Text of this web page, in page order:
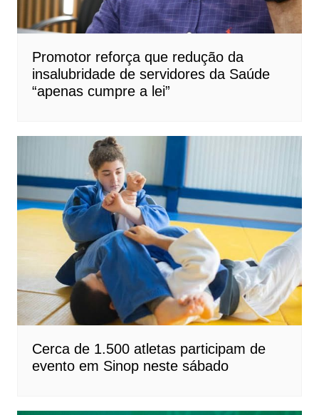
Promotor reforça que redução da
insalubridade de servidores da Saúde
“apenas cumpre a lei”
Cerca de 1.500 atletas participam de
evento em Sinop neste sábado